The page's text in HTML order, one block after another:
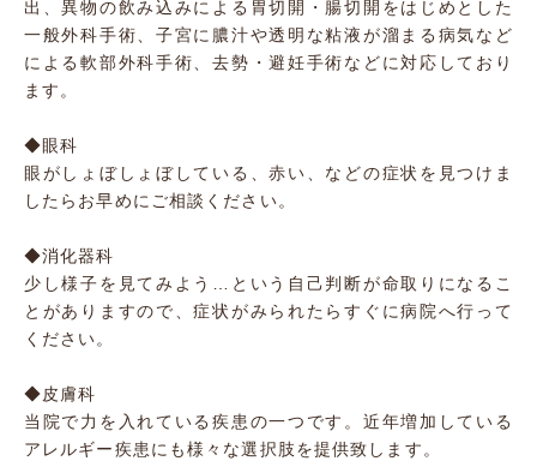
出、異物の飲み込みによる胃切開・腸切開をはじめとした
一般外科手術、子宮に膿汁や透明な粘液が溜まる病気など
による軟部外科手術、去勢・避妊手術などに対応しており
ます。
◆眼科
眼がしょぼしょぼしている、赤い、などの症状を見つけま
したらお早めにご相談ください。
◆消化器科
少し様子を見てみよう…という自己判断が命取りになるこ
とがありますので、症状がみられたらすぐに病院へ行って
ください。
◆皮膚科
当院で力を入れている疾患の一つです。近年増加している
アレルギー疾患にも様々な選択肢を提供致します。